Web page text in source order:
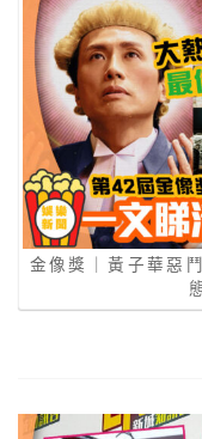
金像獎｜黃子華惡